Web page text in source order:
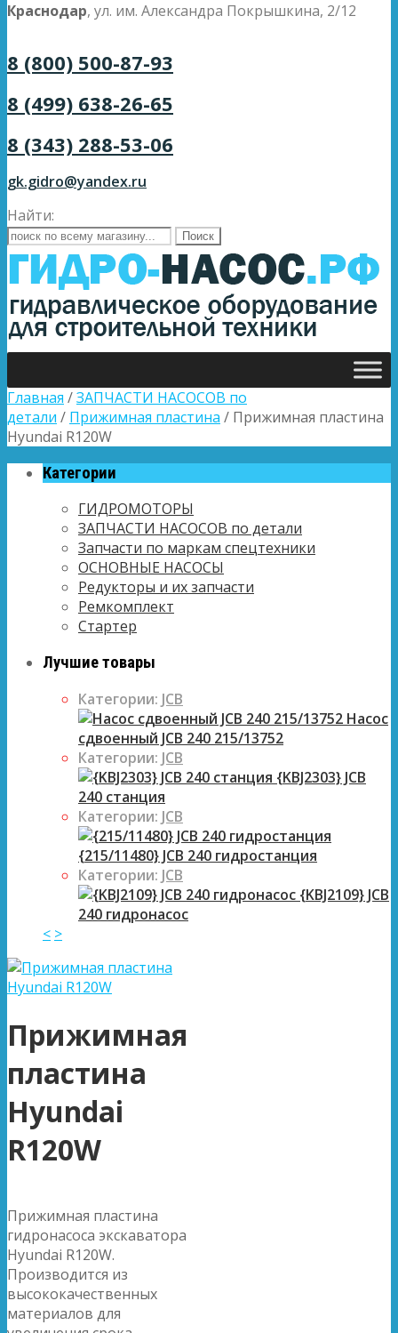
Краснодар, ул. им. Александра Покрышкина, 2/12
8 (800) 500-87-93
8 (499) 638-26-65
8 (343) 288-53-06
gk.gidro@yandex.ru
Найти:
Главная /ЗАПЧАСТИ НАСОСОВ по
детали / Прижимная пластина / Прижимная пластина
Hyundai R120W
Категории
ГИДРОМОТОРЫ
ЗАПЧАСТИ НАСОСОВ по детали
Запчасти по маркам спецтехники
ОСНОВНЫЕ НАСОСЫ
Редукторы и их запчасти
Ремкомплект
Стартер
Лучшие товары
Категории: JCB
Насос
сдвоенный JCB 240 215/13752
Категории: JCB
{KBJ2303} JCB
240 станция
Категории: JCB
{215/11480} JCB 240 гидростанция
Категории: JCB
{KBJ2109} JCB
240 гидронасос
< >
Прижимная
пластина
Hyundai
R120W
Прижимная пластина
гидронасоса экскаватора
Hyundai R120W.
Производится из
высококачественных
материалов для